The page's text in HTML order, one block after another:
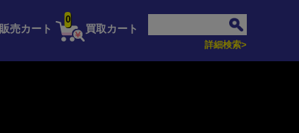
販売カート 買取カート
0
詳細検索>